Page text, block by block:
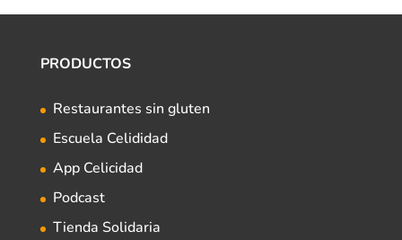
PRODUCTOS
Restaurantes sin gluten
Escuela Celididad
App Celicidad
Podcast
Tienda Solidaria